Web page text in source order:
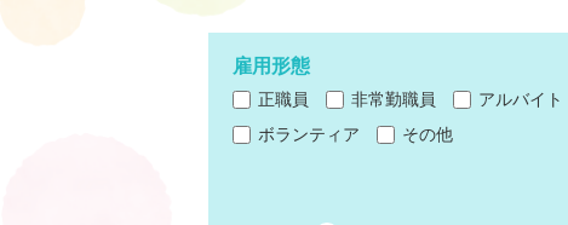
雇用形態
正職員 非常勤職員 アルバイト
ボランティア
その他